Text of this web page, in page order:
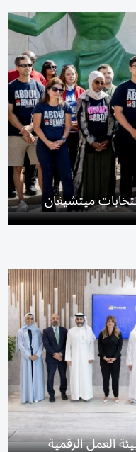
ميتشيغان
العمل الرقمية